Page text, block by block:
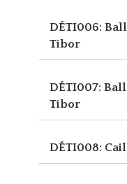
DÉTI006:
Tibor
DÉTI007:
Tibor
DÉTI008: